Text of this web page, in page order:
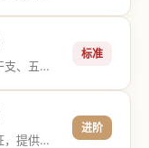
深度还原传统术数排盘与古籍断语，保留干支、五行与神煞等专业术语，适合追求严谨考证与具备易学基础的用户。
标准
在专业排盘基础上融合大模型多维交叉验证，提供更详尽的流年推演、应期运筹、象意深度剖析，以及全方位的运筹决策指导。
进阶